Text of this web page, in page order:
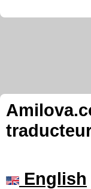
English